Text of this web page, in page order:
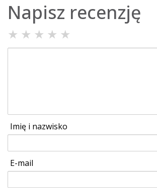
Napisz recenzję
★ ★ ★ ★ ★
Imię i nazwisko
E-mail